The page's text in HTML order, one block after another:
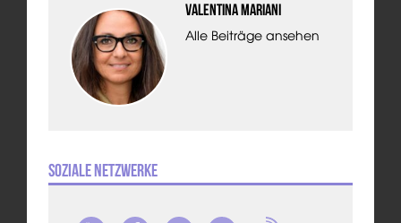
Valentina Mariani
Alle Beiträge ansehen
Soziale Netzwerke